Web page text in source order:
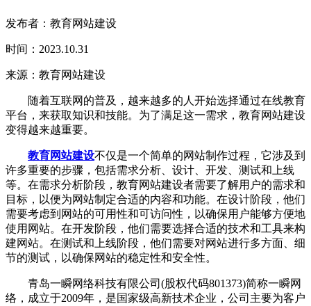
发布者：教育网站建设
时间：2023.10.31
来源：教育网站建设
随着互联网的普及，越来越多的人开始选择通过在线教育
平台，来获取知识和技能。为了满足这一需求，教育网站建设
变得越来越重要。
教育网站建设不仅是一个简单的网站制作过程，它涉及到
许多重要的步骤，包括需求分析、设计、开发、测试和上线
等。在需求分析阶段，教育网站建设者需要了解用户的需求和
目标，以便为网站制定合适的内容和功能。在设计阶段，他们
需要考虑到网站的可用性和可访问性，以确保用户能够方便地
使用网站。在开发阶段，他们需要选择合适的技术和工具来构
建网站。在测试和上线阶段，他们需要对网站进行多方面、细
节的测试，以确保网站的稳定性和安全性。
青岛一瞬网络科技有限公司(股权代码801373)简称一瞬网
络，成立于2009年，是国家级高新技术企业，公司主要为客户